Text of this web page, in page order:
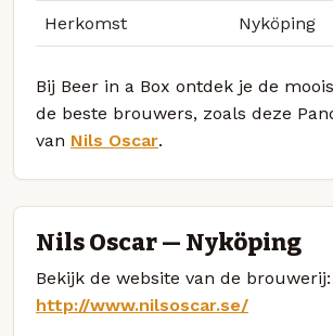
Herkomst Nyköping
Bij Beer in a Box ontdek je de
de beste brouwers, zoals deze
van Nils Oscar.
Nils Oscar — Nyköping
Bekijk de website van de brouwerij:
http://www.nilsoscar.se/